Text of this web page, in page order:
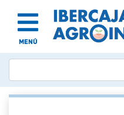
MENÚ